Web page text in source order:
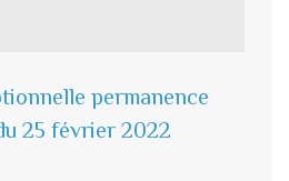
permanence
25 février 2022